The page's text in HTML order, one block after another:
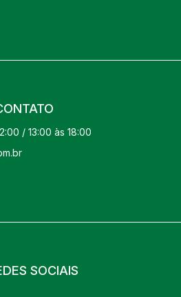
/ 13:00 às 18:00
SOCIAIS